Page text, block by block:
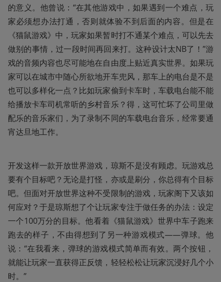
的意义。他曾说：“在其他游戏中，如果遇到一个难点，玩
家必须想办法打通，否则就体验不到后面的内容。但是在
《猫鼠游戏》中，玩家如果暂时打不通某个难点，可以先去
做别的事情，过一段时间再回来打。这种设计太NB了！”游
戏的音频内容也尽可能地在自由度上贴近真实世界。如果玩
家可以在城市中随心所欲地开车兜风，那车上的电台是不是
也可以多样化一点？比如玩家偷到卡车时，车载电台能不能
给播放卡车司机常听的乡村音乐？得，这可忙坏了公司里做
配乐的音乐家们，为了录制不同的车载电台音乐，经常要通
宵达旦地工作。
开发这样一款开放世界游戏，琼斯不是没有顾虑。玩游戏总
要有个目标吧？无论是打怪，亦或是刷分，你总得有个目标
吧。但面对开放世界这种不受限制的游戏，玩家阁下又该如
何应对？于是琼斯想了个让玩家专注于做任务的办法：设定
一个100万分的目标。他看着《猫鼠游戏》世界中车子跑来
跑去的样子，不由得想到了另一种游戏模式——弹球。他
说：“在我看来，弹球的游戏模式简单而有效。两个按钮，
就能让玩家一直获得正反馈，轻轻松松让玩家沉浸好几个小
时。”